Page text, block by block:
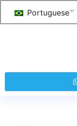
Portuguese